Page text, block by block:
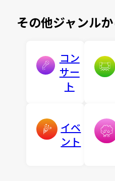
その他ジャンル
コン
サー
ト
イベ
ント